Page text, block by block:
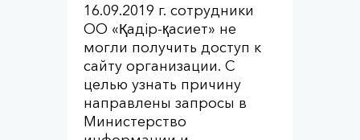
16.09.2019 г. сотрудники
ОО «Қадiр-қасиет» не
могли получить доступ к
сайту организации. С
целью узнать причину
направлены запросы в
Министерство